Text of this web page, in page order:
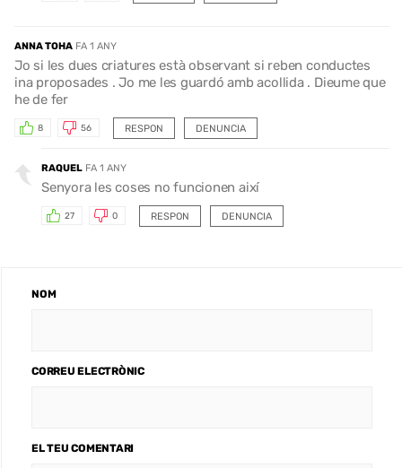
ANNA TOHA FA 1 ANY
Jo si les dues criatures està observant si reben conductes
ina proposades . Jo me les guardó amb acollida . Dieume que
he de fer
RESPON
8 56 DENUNCIA
RAQUEL FA 1 ANY
Senyora les coses no funcionen així
RESPON
27 0 DENUNCIA
NOM
CORREU ELECTRÒNIC
EL TEU COMENTARI